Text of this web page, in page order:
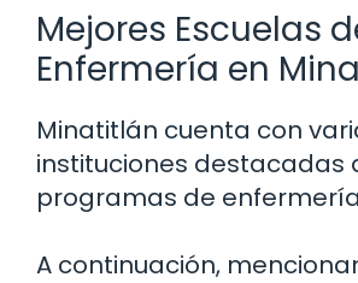
Mejores Escuelas
Enfermería en
Minatitlán cuenta con
instituciones destacadas
programas de
A continuación,